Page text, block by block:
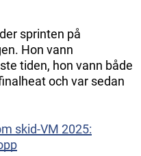
sprinten på
Hon vann
tiden, hon vann både
och var sedan
skid-VM 2025: